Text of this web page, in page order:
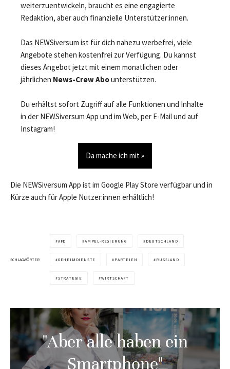
weiterzuentwickeln, braucht es eine engagierte
Redaktion, aber auch finanzielle Unterstützer:innen.
Das NEWSiversum ist für dich nahezu werbefrei, viele
Angebote stehen kostenfrei zur Verfügung. Du kannst
dieses Angebot jetzt mit einem monatlichen oder
jährlichen News-Crew Abounterstützen.
Du erhältst sofort Zugriff auf alle Funktionen und Inhalte
in der NEWSiversum App und im Web, per E-Mail und auf
Instagram!
Da mache ich mit »
Die NEWSiversum App ist im Google Play Store verfügbar und in
Kürze auch für Apple Nutzer:innen erhältlich!
SCHLAGWÖRTER
AFD AMPEL-REGIERUNG DEUTSCHLAND
GEHEIMDIENSTE PARTEIEN RUSSLAND
STRATEGIE WIRTSCHAFT
"Aber alle haben ein
Smartphone"